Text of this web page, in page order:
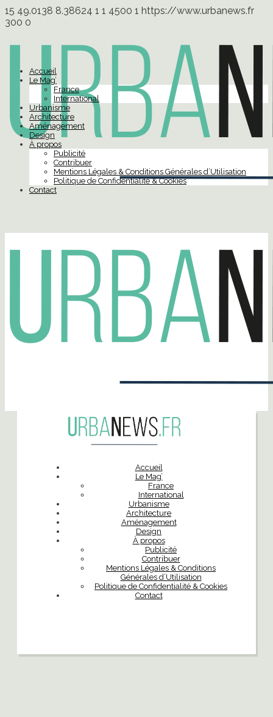
15 49.0138 8.38624 1 1 4500 1 https://www.urbanews.fr
300 0
Accueil
Le Mag’
France
International
Urbanisme
Architecture
Aménagement
Design
À propos
Publicité
Contribuer
Mentions Légales & Conditions Générales d’Utilisation
Politique de Confidentialité & Cookies
Contact
Accueil
Le Mag’
France
International
Urbanisme
Architecture
Aménagement
Design
À propos
Publicité
Contribuer
Mentions Légales & Conditions
Générales d’Utilisation
Politique de Confidentialité & Cookies
Contact